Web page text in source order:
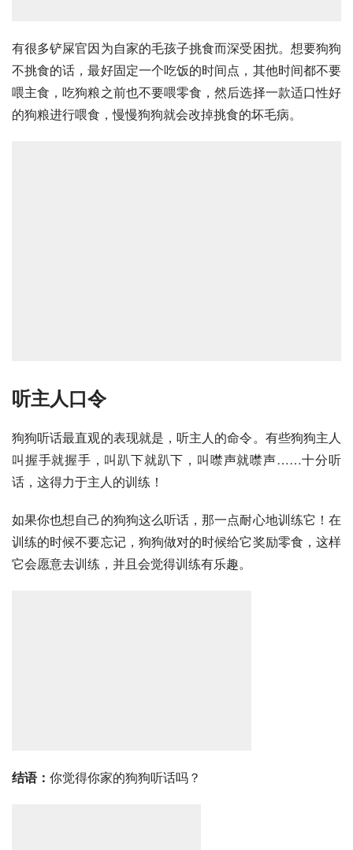
有很多铲屎官因为自家的毛孩子挑食而深受困扰。想要狗狗
不挑食的话，最好固定一个吃饭的时间点，其他时间都不要
喂主食，吃狗粮之前也不要喂零食，然后选择一款适口性好
的狗粮进行喂食，慢慢狗狗就会改掉挑食的坏毛病。
听主人口令
狗狗听话最直观的表现就是，听主人的命令。有些狗狗主人
叫握手就握手，叫趴下就趴下，叫噤声就噤声……十分听
话，这得力于主人的训练！
如果你也想自己的狗狗这么听话，那一点耐心地训练它！在
训练的时候不要忘记，狗狗做对的时候给它奖励零食，这样
它会愿意去训练，并且会觉得训练有乐趣。
结语： 你觉得你家的狗狗听话吗？